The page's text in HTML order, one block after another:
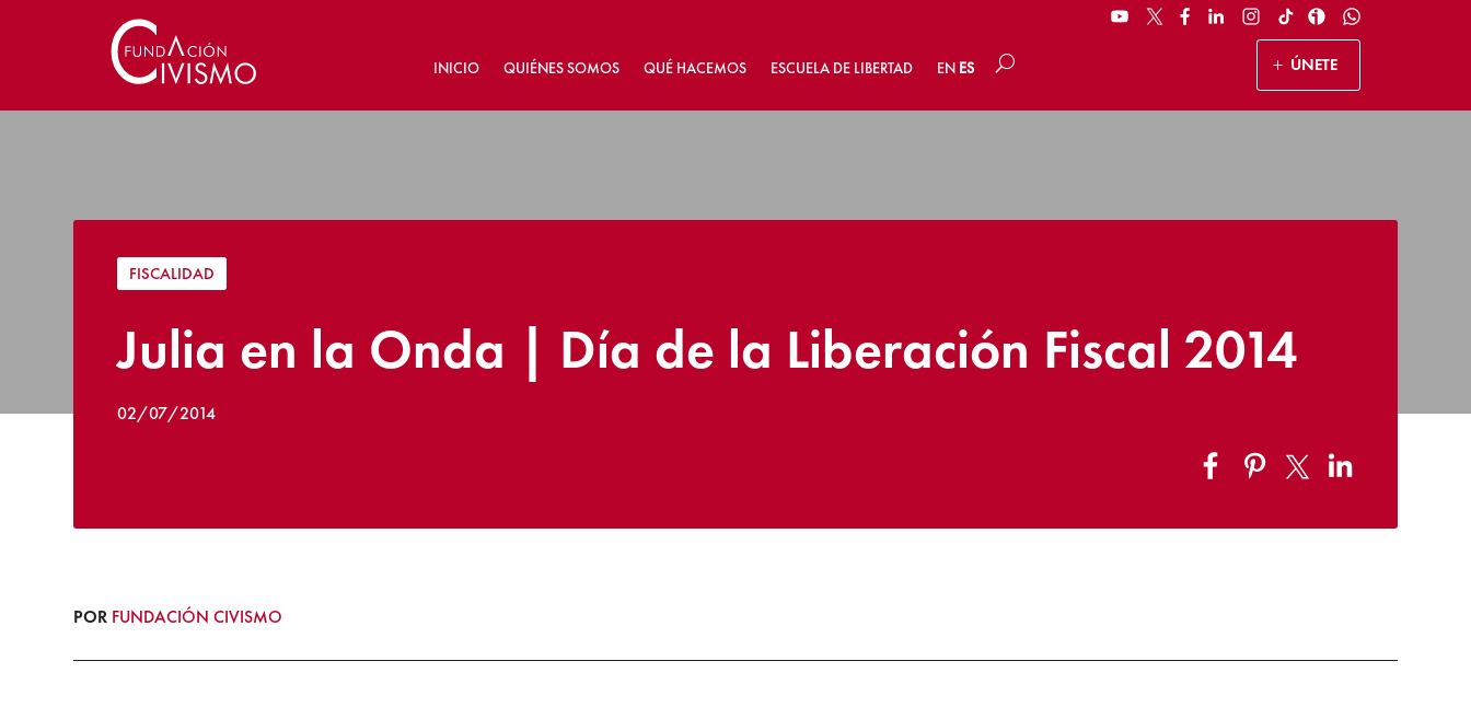
INICIO QUIÉNES SOMOS QUÉ HACEMOS ESCUELA DE LIBERTAD EN ES ÚNETE
FISCALIDAD
Julia en la Onda | Día de la Liberación Fiscal 2014
02/07/2014
POR FUNDACIÓN CIVISMO